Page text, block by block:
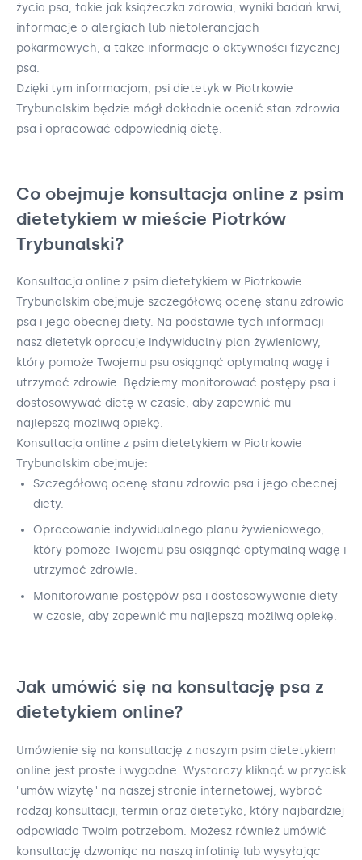
życia psa, takie jak książeczka zdrowia, wyniki badań krwi,
informacje o alergiach lub nietolerancjach
pokarmowych, a także informacje o aktywności fizycznej
psa.
Dzięki tym informacjom, psi dietetyk w Piotrkowie
Trybunalskim będzie mógł dokładnie ocenić stan zdrowia
psa i opracować odpowiednią dietę.
Co obejmuje konsultacja online z psim
dietetykiem w mieście Piotrków
Trybunalski?
Konsultacja online z psim dietetykiem w Piotrkowie
Trybunalskim obejmuje szczegółową ocenę stanu zdrowia
psa i jego obecnej diety. Na podstawie tych informacji
nasz dietetyk opracuje indywidualny plan żywieniowy,
który pomoże Twojemu psu osiągnąć optymalną wagę i
utrzymać zdrowie. Będziemy monitorować postępy psa i
dostosowywać dietę w czasie, aby zapewnić mu
najlepszą możliwą opiekę.
Konsultacja online z psim dietetykiem w Piotrkowie
Trybunalskim obejmuje:
Szczegółową ocenę stanu zdrowia psa i jego obecnej
diety.
Opracowanie indywidualnego planu żywieniowego,
który pomoże Twojemu psu osiągnąć optymalną wagę i
utrzymać zdrowie.
Monitorowanie postępów psa i dostosowywanie diety
w czasie, aby zapewnić mu najlepszą możliwą opiekę.
Jak umówić się na konsultację psa z
dietetykiem online?
Umówienie się na konsultację z naszym psim dietetykiem
online jest proste i wygodne. Wystarczy kliknąć w przycisk
"umów wizytę" na naszej stronie internetowej, wybrać
rodzaj konsultacji, termin oraz dietetyka, który najbardziej
odpowiada Twoim potrzebom. Możesz również umówić
konsultację dzwoniąc na naszą infolinię lub wysyłając